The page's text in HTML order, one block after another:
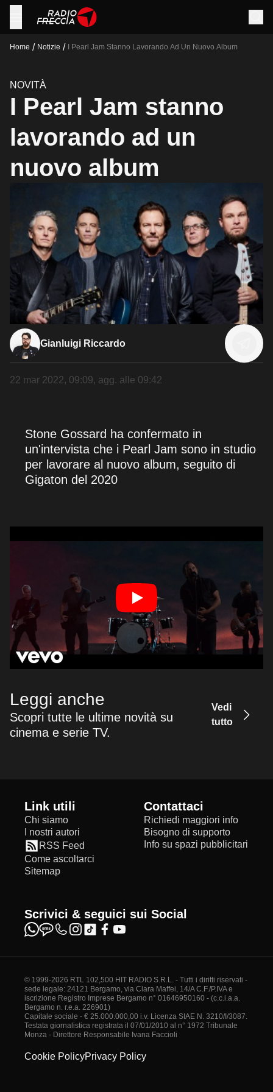
Home / Notizie / I Pearl Jam Stanno Lavorando Ad Un Nuovo Album
NOVITÀ
I Pearl Jam stanno
lavorando ad un
nuovo album
Gianluigi Riccardo
22 mar 2022, 09:09, agg. alle 09:42
Stone Gossard ha confermato in
un'intervista che i Pearl Jam sono in studio
per lavorare al nuovo album, seguito di
Gigaton del 2020
Leggi anche
Scopri tutte le ultime novità su
cinema e serie TV.
Vedi
tutto
Link utili
Chi siamo
I nostri autori
RSS Feed
Come ascoltarci
Sitemap
Contattaci
Richiedi maggiori info
Bisogno di supporto
Info su spazi pubblicitari
Scrivici & seguici sui Social
© 1999-2026 RTL 102,500 HIT RADIO S.R.L. - Tutti i diritti riservati -
sede legale: 24121 Bergamo, via Clara Maffei, 14/A C.F./P.IVA e
iscrizione Registro Imprese Bergamo n° 01646950160 - (c.c.i.a.a.
Bergamo n. r.e.a. 226901)
Capitale sociale - € 25.000.000,00 i.v. Licenza SIAE N. 3210/I/3087.
Testata giornalistica registrata il 07/01/2010 al n° 1972 Tribunale
Monza - Direttore Responsabile Ivana Faccioli
Cookie PolicyPrivacy Policy